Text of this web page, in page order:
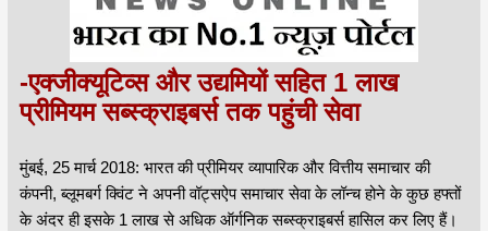
-एक्जीक्यूटिव्स और उद्यमियों सहित 1 लाख
प्रीमियम सब्स्क्राइबर्स तक पहुंची सेवा
मुंबई, 25 मार्च 2018: भारत की प्रीमियर व्यापारिक और वित्तीय समाचार की
कंपनी, ब्लूमबर्ग क्विंट ने अपनी वॉट्सऐप समाचार सेवा के लॉन्च होने के कुछ हफ्तों
के अंदर ही इसके 1 लाख से अधिक ऑर्गनिक सब्स्क्राइबर्स हासिल कर लिए हैं।